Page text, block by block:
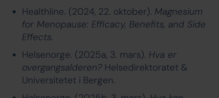
Healthline. (2024, 22. oktober). Magnesium
for Menopause: Efficacy, Benefits, and Side
Effects.
Helsenorge. (2025a, 3. mars). Hva er
overgangsalderen? Helsedirektoratet &
Universitetet i Bergen.